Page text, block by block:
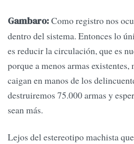
Gambaro:Como registro nos
dentro del sistema. Entonces lo
es reducir la circulación, que es
porque a menos armas existentes,
caigan en manos de los
destruiremos 75.000 armas y
sean más.
Lejos del estereotipo machista